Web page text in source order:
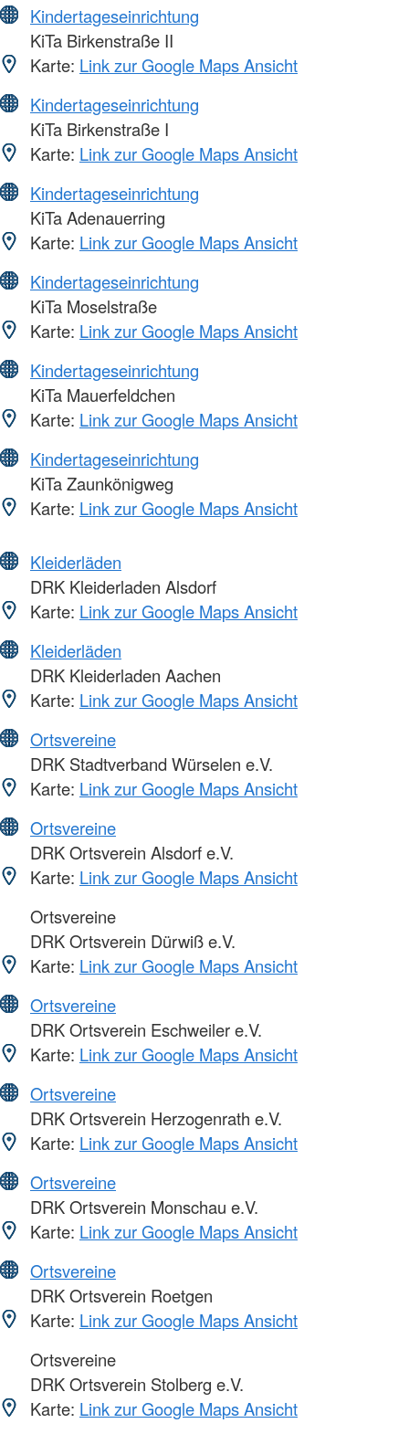
Kindertageseinrichtung
KiTa Birkenstraße II
Karte: Link zur Google Maps Ansicht
Kindertageseinrichtung
KiTa Birkenstraße I
Karte: Link zur Google Maps Ansicht
Kindertageseinrichtung
KiTa Adenauerring
Karte: Link zur Google Maps Ansicht
Kindertageseinrichtung
KiTa Moselstraße
Karte: Link zur Google Maps Ansicht
Kindertageseinrichtung
KiTa Mauerfeldchen
Karte: Link zur Google Maps Ansicht
Kindertageseinrichtung
KiTa Zaunkönigweg
Karte: Link zur Google Maps Ansicht
Kleiderläden
DRK Kleiderladen Alsdorf
Karte: Link zur Google Maps Ansicht
Kleiderläden
DRK Kleiderladen Aachen
Karte: Link zur Google Maps Ansicht
Ortsvereine
DRK Stadtverband Würselen e.V.
Karte: Link zur Google Maps Ansicht
Ortsvereine
DRK Ortsverein Alsdorf e.V.
Karte: Link zur Google Maps Ansicht
Ortsvereine
DRK Ortsverein Dürwiß e.V.
Karte: Link zur Google Maps Ansicht
Ortsvereine
DRK Ortsverein Eschweiler e.V.
Karte: Link zur Google Maps Ansicht
Ortsvereine
DRK Ortsverein Herzogenrath e.V.
Karte: Link zur Google Maps Ansicht
Ortsvereine
DRK Ortsverein Monschau e.V.
Karte: Link zur Google Maps Ansicht
Ortsvereine
DRK Ortsverein Roetgen
Karte: Link zur Google Maps Ansicht
Ortsvereine
DRK Ortsverein Stolberg e.V.
Karte: Link zur Google Maps Ansicht